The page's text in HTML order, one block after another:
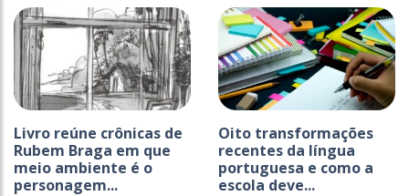
Livro reúne crônicas de
Rubem Braga em que
meio ambiente é o
personagem...
Oito transformações
recentes da língua
portuguesa e como a
escola deve...